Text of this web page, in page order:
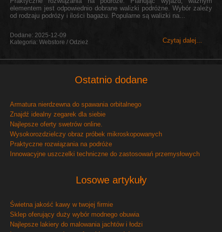
elementem jest odpowiednio dobrane walizki podróżne. Wybór zależy
od rodzaju podróży i ilości bagażu. Popularne są walizki na...
Czytaj dalej...
Dodane: 2025-12-09
Kategoria: Webstore / Odzież
Ostatnio dodane
Armatura nierdzewna do spawania orbitalnego
Znajdź idealny zegarek dla siebie
Najlepsze oferty swetrów online.
Wysokorozdzielczy obraz próbek mikroskopowanych
Praktyczne rozwiązania na podróże
Innowacyjne uszczelki techniczne do zastosowań przemysłowych
Losowe artykuły
Świetna jakość kawy w twojej firmie
Sklep oferujący duży wybór modnego obuwia
Najlepsze lakiery do malowania jachtów i łodzi